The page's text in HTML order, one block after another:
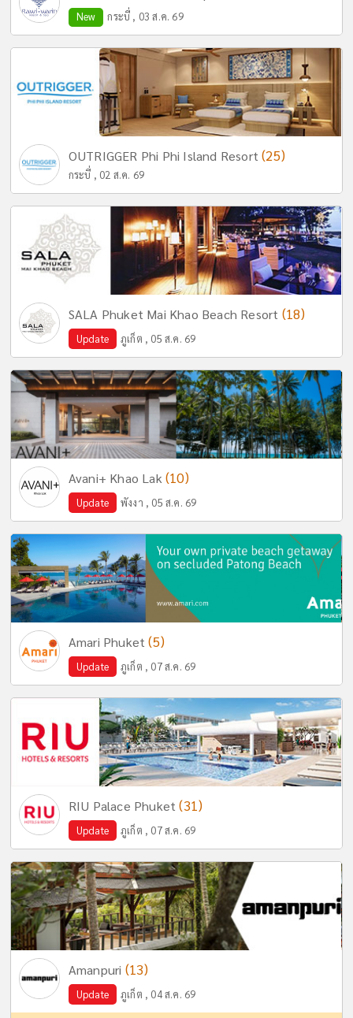
New กระบี่ , 03 ส.ค. 69
OUTRIGGER Phi Phi Island Resort(25)
กระบี่ , 02 ส.ค. 69
SALA Phuket Mai Khao Beach Resort (18)
Update ภูเก็ต , 05 ส.ค. 69
Avani+ Khao Lak (10)
Update พังงา , 05 ส.ค. 69
Amari Phuket(5)
Update ภูเก็ต , 07 ส.ค. 69
RIU Palace Phuket(31)
Update ภูเก็ต , 07 ส.ค. 69
Amanpuri (13)
Update ภูเก็ต , 04 ส.ค. 69